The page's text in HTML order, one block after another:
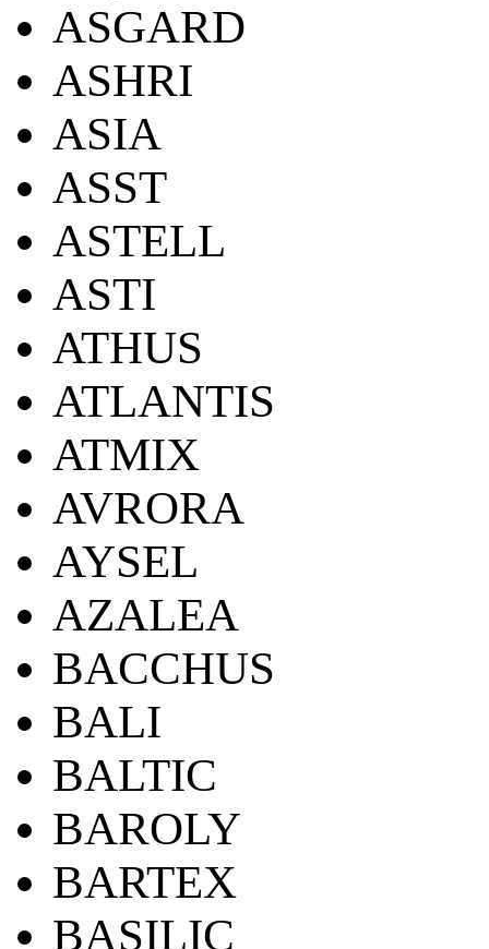
ASGARD
ASHRI
ASIA
ASST
ASTELL
ASTI
ATHUS
ATLANTIS
ATMIX
AVRORA
AYSEL
AZALEA
BACCHUS
BALI
BALTIC
BAROLY
BARTEX
BASILIC